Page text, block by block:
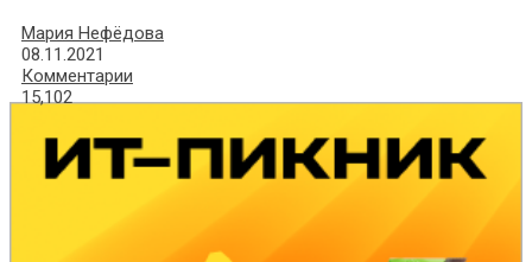
Мария Нефёдова
08.11.2021
Комментарии
15,102